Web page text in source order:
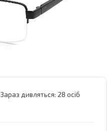
Зараз дивляться: 28 осіб